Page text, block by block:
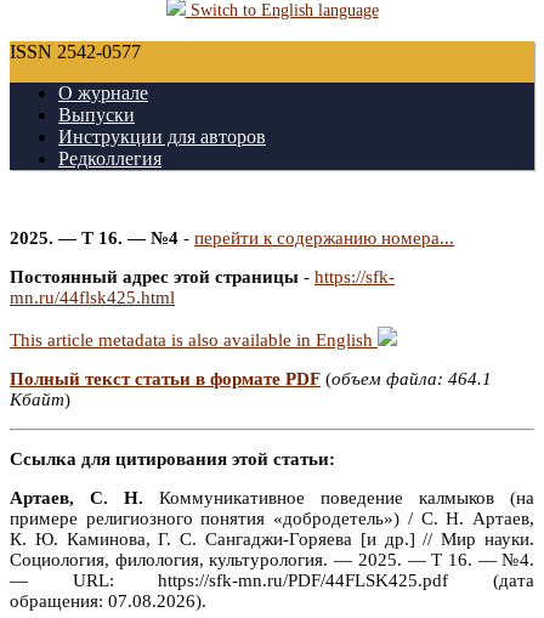
Switch to English language
ISSN 2542-0577
О журнале
Выпуски
Инструкции для авторов
Редколлегия
2025. — Т 16. — №4 - перейти к содержанию номера...
Постоянный адрес этой страницы - https://sfk-
mn.ru/44flsk425.html
This article metadata is also available in English
Полный текст статьи в формате PDF (объем файла: 464.1
Кбайт)
Ссылка для цитирования этой статьи:
Артаев, С. Н. Коммуникативное поведение калмыков (на
примере религиозного понятия «добродетель») / С. Н. Артаев,
К. Ю. Каминова, Г. С. Сангаджи-Горяева [и др.] // Мир науки.
Социология, филология, культурология. — 2025. — Т 16. — №4.
— URL: https://sfk-mn.ru/PDF/44FLSK425.pdf (дата
обращения: 07.08.2026).